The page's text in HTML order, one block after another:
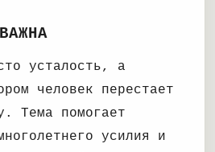
усталость, а
человек перестает
Тема помогает
усилия и